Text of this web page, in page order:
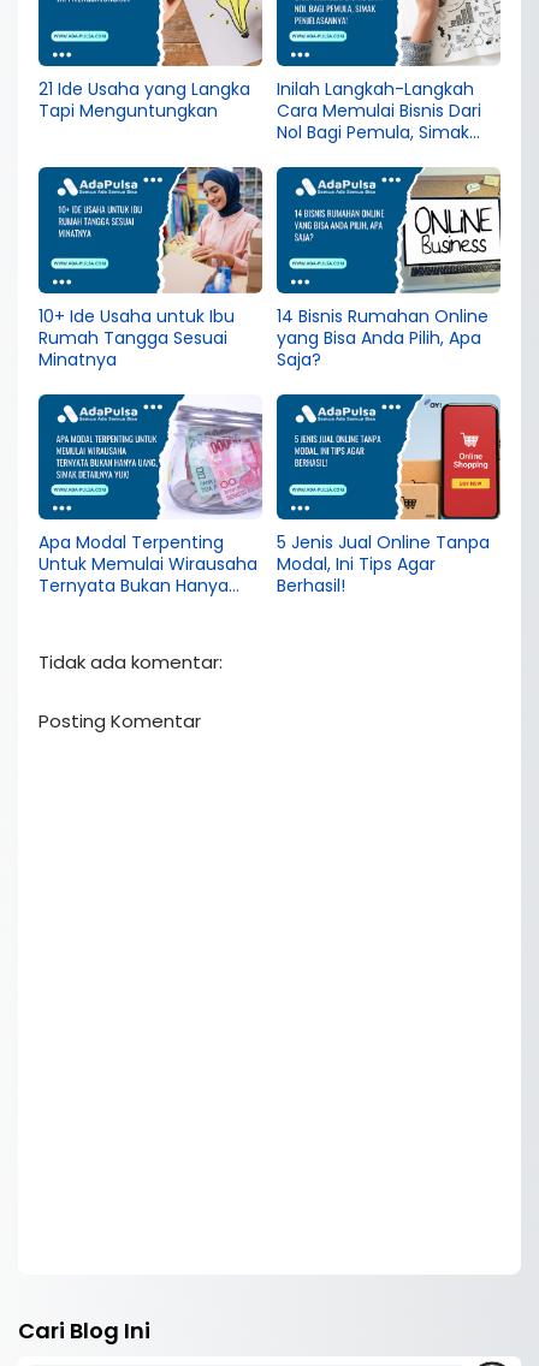
21 Ide Usaha yang Langka
Tapi Menguntungkan
Inilah Langkah-Langkah
Cara Memulai Bisnis Dari
Nol Bagi Pemula, Simak
10+ Ide Usaha untuk Ibu
Rumah Tangga Sesuai
Minatnya
14 Bisnis Rumahan Online
yang Bisa Anda Pilih, Apa
Saja?
Apa Modal Terpenting
Untuk Memulai Wirausaha
Ternyata Bukan Hanya
5 Jenis Jual Online Tanpa
Modal, Ini Tips Agar
Berhasil!
Tidak ada komentar:
Posting Komentar
Cari Blog Ini